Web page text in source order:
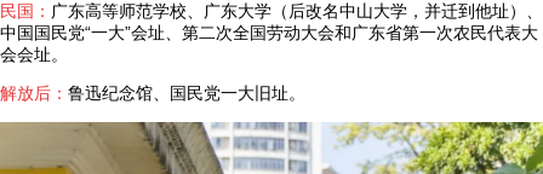
民国： 广东高等师范学校、广东大学（后改名中山大学，并迁到他址）、
中国国民党“一大”会址、第二次全国劳动大会和广东省第一次农民代表大
会会址。
解放后： 鲁迅纪念馆、国民党一大旧址。